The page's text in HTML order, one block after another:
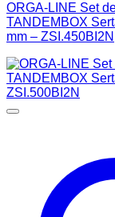
ORGA-LINE Set
TANDEMBOX
mm – ZSI.450BI2N